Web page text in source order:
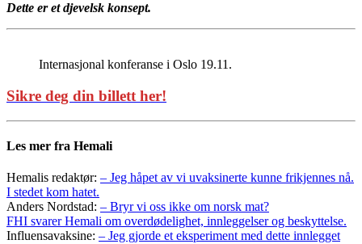
Dette er et djevelsk konsept.
Internasjonal konferanse i Oslo 19.11.
Sikre deg din billett her!
Les mer fra Hemali
Hemalis redaktør: – Jeg håpet av vi uvaksinerte kunne frikjennes nå.
I stedet kom hatet.
Anders Nordstad: – Bryr vi oss ikke om norsk mat?
FHI svarer Hemali om overdødelighet, innleggelser og beskyttelse.
Influensavaksine: – Jeg gjorde et eksperiment med dette innlegget